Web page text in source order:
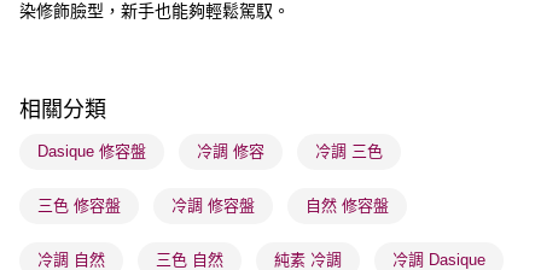
順豐自助櫃 - 確認發貨後1-3個工作天送達
順豐站及營業點 - 確認發貨後1-3個工作天送達
物流公司進行物流配送
染修飾臉型，新手也能夠輕鬆駕馭。
相關分類
Dasique 修容盤 冷調 修容 冷調 三色
三色 修容盤 冷調 修容盤 自然 修容盤
冷調 自然 三色 自然 純素 冷調 冷調 Dasique